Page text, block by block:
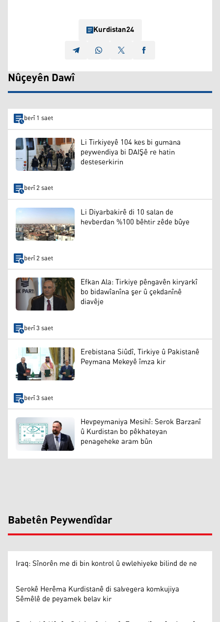
Kurdistan24
Nûçeyên Dawî
berî 1 saet
Li Tirkiyeyê 104 kes bi gumana
peywendiya bi DAIŞê re hatin
desteserkirin
berî 2 saet
Li Diyarbakirê di 10 salan de
hevberdan %100 bêhtir zêde bûye
berî 2 saet
Efkan Ala: Tirkiye pêngavên kiryarkî
bo bidawîanîna şer û çekdanînê
diavêje
berî 3 saet
Erebistana Siûdî, Tirkiye û Pakistanê
Peymana Mekeyê îmza kir
berî 3 saet
Hevpeymaniya Mesihî: Serok Barzanî
û Kurdistan bo pêkhateyan
penageheke aram bûn
Babetên Peywendîdar
Iraq: Sînorên me di bin kontrol û ewlehiyeke bilind de ne
Serokê Herêma Kurdistanê di salvegera komkujiya
Sêmêlê de peyamek belav kir